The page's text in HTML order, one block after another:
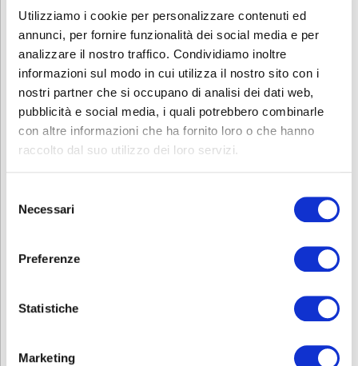
Utilizziamo i cookie per personalizzare contenuti ed
annunci, per fornire funzionalità dei social media e per
analizzare il nostro traffico. Condividiamo inoltre
informazioni sul modo in cui utilizza il nostro sito con i
nostri partner che si occupano di analisi dei dati web,
pubblicità e social media, i quali potrebbero combinarle
con altre informazioni che ha fornito loro o che hanno
raccolto dal suo utilizzo dei loro servizi.
delNecessari
Preferenze
Statistiche
Marketing
ISCRIVITI
Iscriviti al corso per PRIVATI SENZA ottenere
crediti ECM
Il corso ha un costo di 70 euro.
Contatti
sanitario@abf.eu